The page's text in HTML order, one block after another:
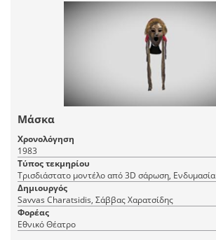
Μάσκα
Χρονολόγηση
1983
Τύπος τεκμηρίου
Τρισδιάστατο μοντέλο από 3D σάρωση, Ενδυμασία
Δημιουργός
Savvas Charatsidis, Σάββας Χαρατσίδης
Φορέας
Εθνικό Θέατρο